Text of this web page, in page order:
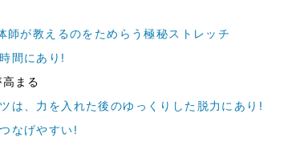
師が教えるのをためらう極秘ストレッチ
間にあり!
まる
は、力を入れた後のゆっくりした脱力にあり!
なげやすい!